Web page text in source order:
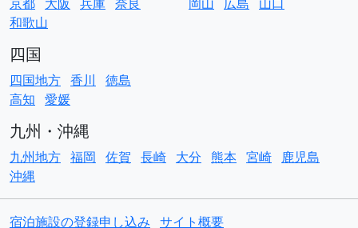
和歌山
四国
四国地方 香川
徳島
高知 愛媛
九州・沖縄
九州地方 福岡 佐賀 長崎 大分 熊本 宮崎
鹿児島
沖縄
宿泊施設の登録申し込み サイト概要